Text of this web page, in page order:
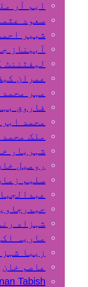
ایم آر
سعود
شبیر
آبیناز
لیفٹننٹ
عمران
مہر
فاروق
محمد
ملک
شہریار
رومیل
سلیم
شہزاد
ماریہ
زیبا
عاصم خان
Tabish